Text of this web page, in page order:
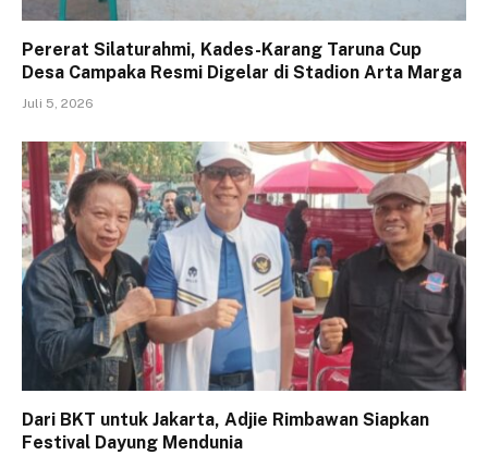
Pererat Silaturahmi, Kades-Karang Taruna Cup
Desa Campaka Resmi Digelar di Stadion Arta Marga
Juli 5, 2026
Dari BKT untuk Jakarta, Adjie Rimbawan Siapkan
Festival Dayung Mendunia